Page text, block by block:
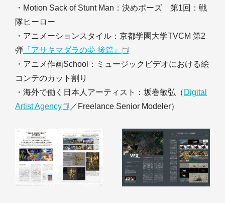
・Motion Sack of Stunt Man：決めポーズ 第1回：戦
隊ヒーロー
・アニメーションスタイル：京都学園大学TVCM 第2
弾 『アサキマダラの夢 後篇』
・アニメ作画School：ミュージックビデオにおける絵
コンテのカット割り
・海外で働く日本人アーティスト：坂巻敏弘（ Digital
Artist Agency
／Freelance Senior Modeler）